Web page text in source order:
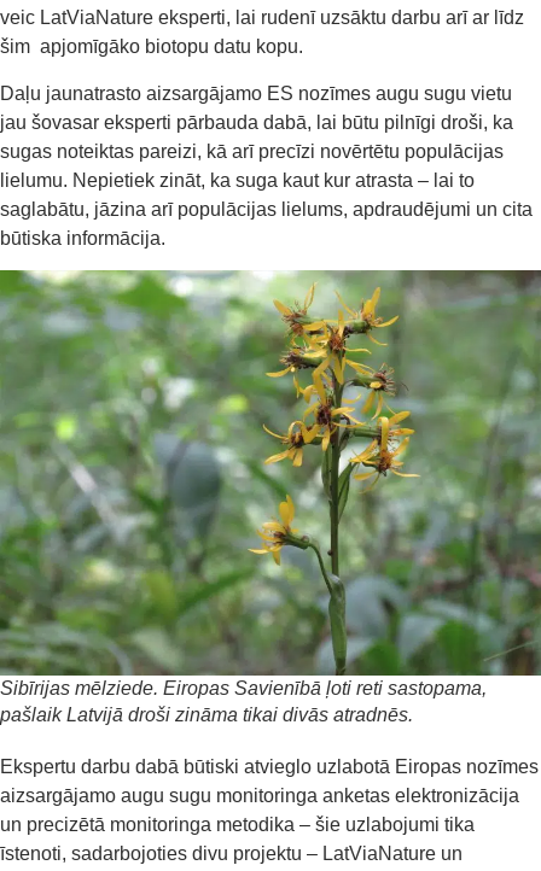
veic LatViaNature eksperti, lai rudenī uzsāktu darbu arī ar līdz
šim apjomīgāko biotopu datu kopu.
Daļu jaunatrasto aizsargājamo ES nozīmes augu sugu vietu
jau šovasar eksperti pārbauda dabā, lai būtu pilnīgi droši, ka
sugas noteiktas pareizi, kā arī precīzi novērtētu populācijas
lielumu. Nepietiek zināt, ka suga kaut kur atrasta – lai to
saglabātu, jāzina arī populācijas lielums, apdraudējumi un cita
būtiska informācija.
Sibīrijas mēlziede. Eiropas Savienībā ļoti reti sastopama,
pašlaik Latvijā droši zināma tikai divās atradnēs.
Ekspertu darbu dabā būtiski atvieglo uzlabotā Eiropas nozīmes
aizsargājamo augu sugu monitoringa anketas elektronizācija
un precizētā monitoringa metodika – šie uzlabojumi tika
īstenoti, sadarbojoties divu projektu – LatViaNature un